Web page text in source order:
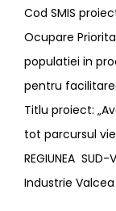
Cod SMIS
Ocupare
populatiei in
pentru
Titlu proiect:
tot parcursul
REGIUNEA
Industrie